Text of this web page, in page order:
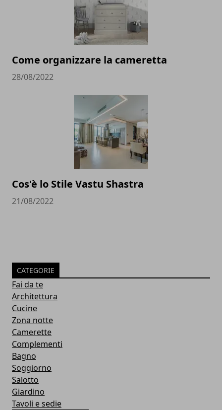
Come organizzare la cameretta
28/08/2022
Cos'è lo Stile Vastu Shastra
21/08/2022
CATEGORIE
Fai da te
Architettura
Cucine
Zona notte
Camerette
Complementi
Bagno
Soggiorno
Salotto
Giardino
Tavoli e sedie